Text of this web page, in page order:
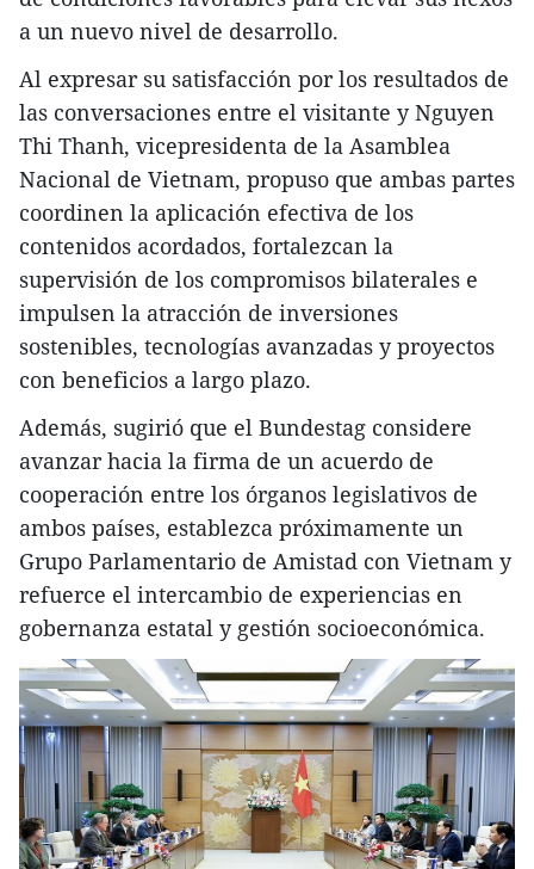
a un nuevo nivel de desarrollo.
Al expresar su satisfacción por los resultados de
las conversaciones entre el visitante y Nguyen
Thi Thanh, vicepresidenta de la Asamblea
Nacional de Vietnam, propuso que ambas partes
coordinen la aplicación efectiva de los
contenidos acordados, fortalezcan la
supervisión de los compromisos bilaterales e
impulsen la atracción de inversiones
sostenibles, tecnologías avanzadas y proyectos
con beneficios a largo plazo.
Además, sugirió que el Bundestag considere
avanzar hacia la firma de un acuerdo de
cooperación entre los órganos legislativos de
ambos países, establezca próximamente un
Grupo Parlamentario de Amistad con Vietnam y
refuerce el intercambio de experiencias en
gobernanza estatal y gestión socioeconómica.